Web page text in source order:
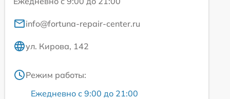
info@fortuna-repair-center.ru
ул. Кирова, 142
Режим работы:
Ежедневно с 9:00 до 21:00